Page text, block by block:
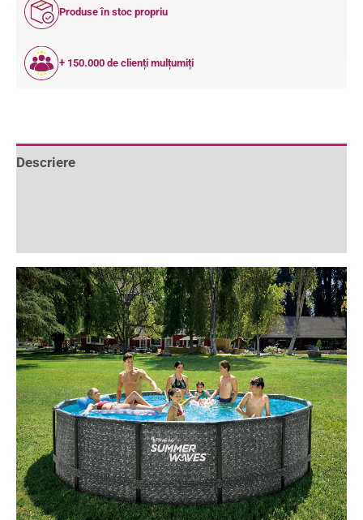
Produse în stoc propriu
+ 150.000 de clienți mulțumiți
Descriere